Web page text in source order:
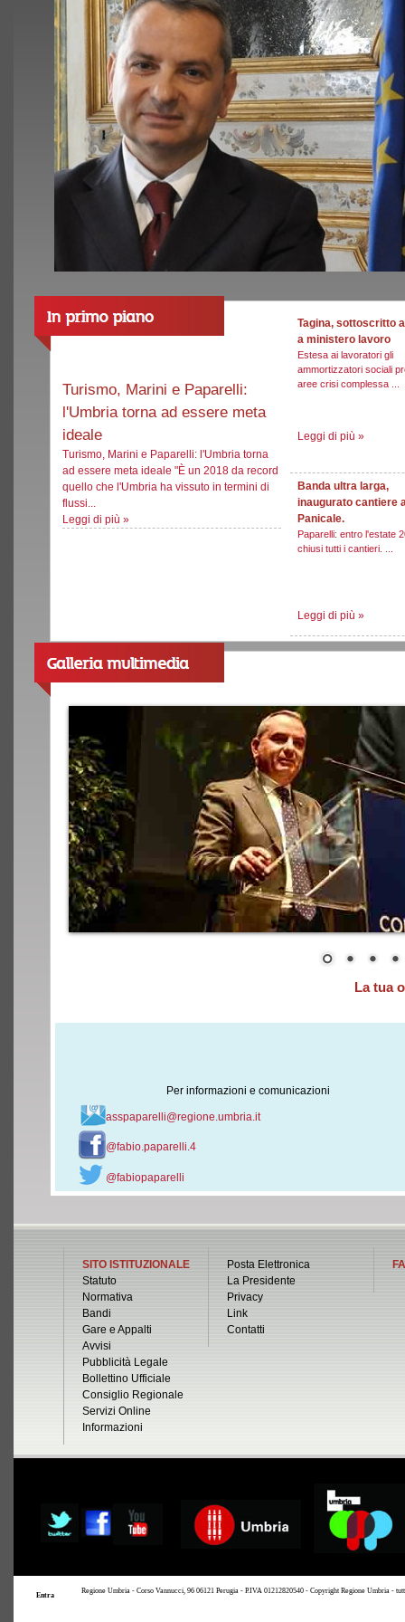
Turismo, Marini e Paparelli:
l'Umbria torna ad essere meta
ideale
Turismo, Marini e Paparelli: l'Umbria torna
ad essere meta ideale "È un 2018 da record
quello che l'Umbria ha vissuto in termini di
flussi...
Leggi di più »
Tagina, sottoscritto
a ministero lavoro
Estesa ai lavoratori gli
ammortizzatori sociali
aree crisi complessa ...
Leggi di più »
Banda ultra larga,
inaugurato cantiere
Panicale.
Paparelli: entro l'estate
chiusi tutti i cantieri. ...
Leggi di più »
La tua
Per informazioni e comunicazioni
asspaparelli@regione.umbria.it
@fabio.paparelli.4
@fabiopaparelli
SITO ISTITUZIONALE
Statuto
Normativa
Bandi
Gare e Appalti
Avvisi
Pubblicità Legale
Bollettino Ufficiale
Consiglio Regionale
Servizi Online
Informazioni
Posta Elettronica
La Presidente
Privacy
Link
Contatti
Entra
Regione Umbria - Corso Vannucci, 96 06121 Perugia - P.IVA 01212820540 - Copyright Regione Umbria -